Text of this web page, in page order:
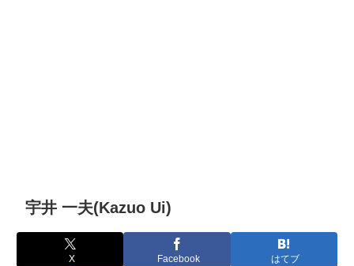
宇井 一夫(Kazuo Ui)
X Facebook はてブ